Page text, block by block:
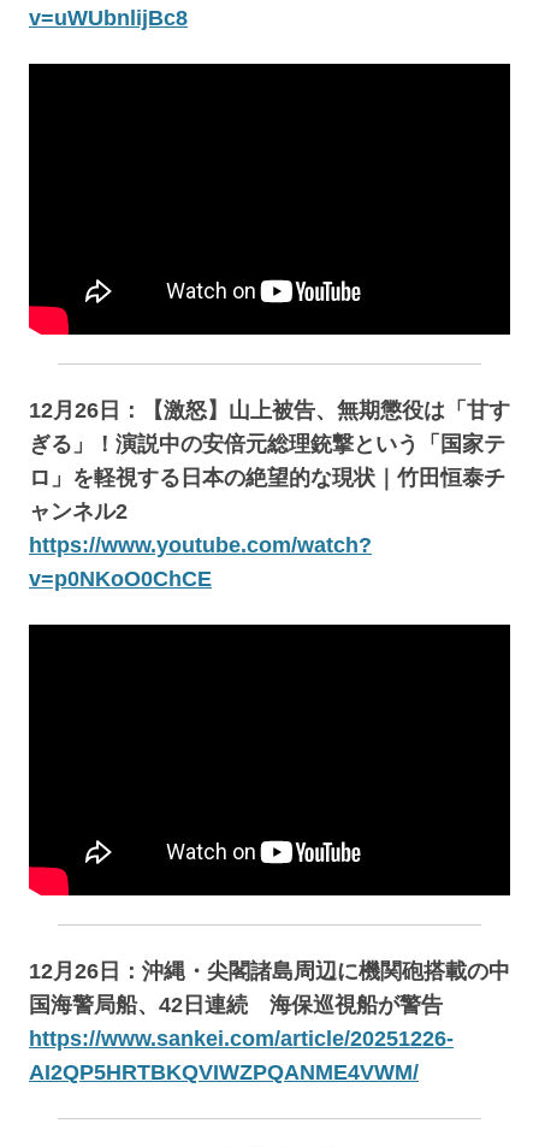
v=uWUbnlijBc8
12月26日：【激怒】山上被告、無期懲役は「甘す
ぎる」！演説中の安倍元総理銃撃という「国家テ
ロ」を軽視する日本の絶望的な現状｜竹田恒泰チ
ャンネル2
https://www.youtube.com/watch?
v=p0NKoO0ChCE
12月26日：沖縄・尖閣諸島周辺に機関砲搭載の中
国海警局船、42日連続 海保巡視船が警告
https://www.sankei.com/article/20251226-
AI2QP5HRTBKQVIWZPQANME4VWM/